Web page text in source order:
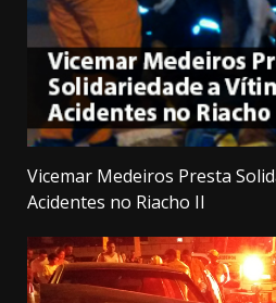
Vicemar Medeiros Presta
Acidentes no Riacho II